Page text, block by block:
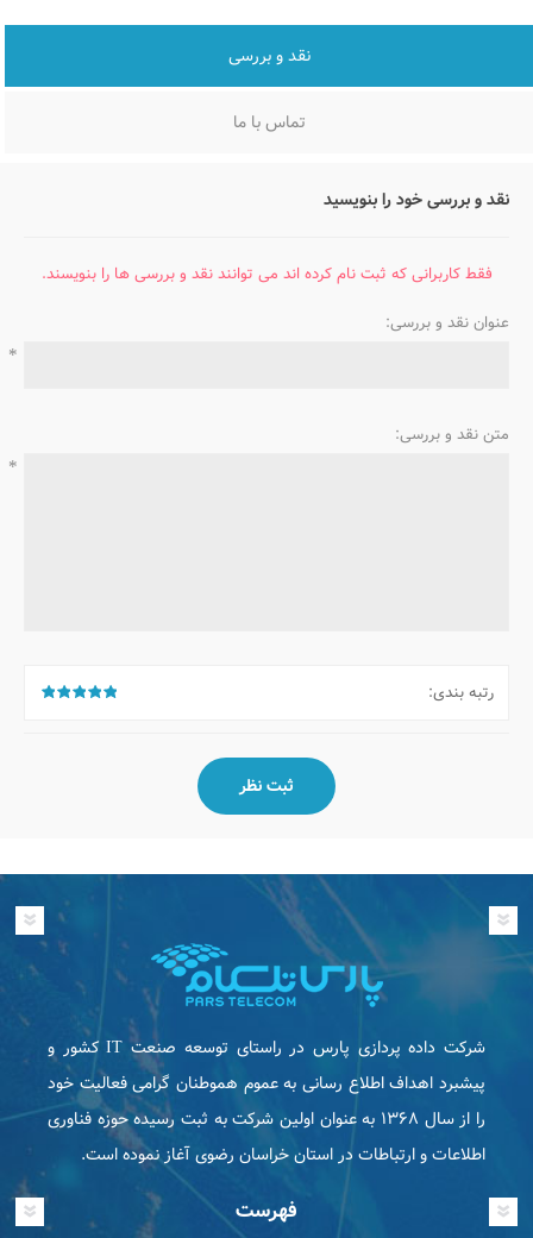
نقد و بررسی
تماس با ما
نقد و بررسی خود را بنویسید
فقط کاربرانی که ثبت نام کرده اند می توانند نقد و بررسی ها را بنویسند.
عنوان نقد و بررسی:
*
متن نقد و بررسی:
*
رتبه بندی:
شرکت داده پردازی پارس در راستای توسعه صنعت IT كشور و
پیشبرد اهداف اطلاع رسانی به عموم هموطنان گرامی فعاليت خود
را از سال ۱۳۶۸ به عنوان اولین شرکت به ثبت رسیده حوزه فناوری
اطلاعات و ارتباطات در استان خراسان رضوی آغاز نموده است.
فهرست